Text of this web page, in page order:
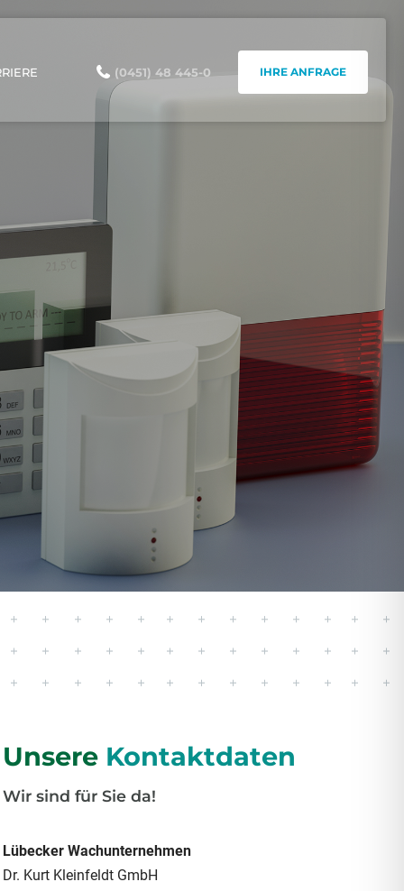
(0451) 48 445-0 IHRE ANFRAGE
&
Unsere Kontaktdaten
Wir sind für Sie da!
Lübecker Wachunternehmen
Dr. Kurt Kleinfeldt GmbH